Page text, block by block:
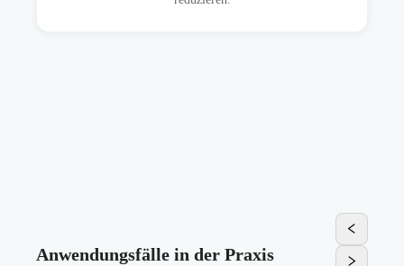
Anwendungsfälle in der Praxis